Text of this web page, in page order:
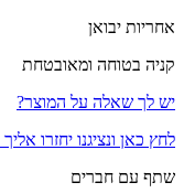
אחריות יבואן
קניה בטוחה ומאובטחת
יש לך שאלה על המוצר?
לחץ כאן ונציגנו יחזרו
שתף עם חברים